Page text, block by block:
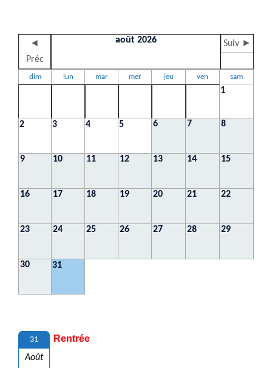
◄
Préc
août 2026 Suiv ►
dim lun mar mer jeu ven sam
1
2 3 4 5 6 7 8
9 10 11 12 13 14 15
16 17 18 19 20 21 22
23 24 25 26 27 28 29
30 31
31
Août
Rentrée